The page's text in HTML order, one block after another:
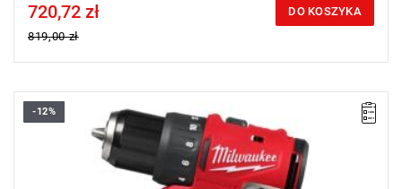
Price tax included
720,72 zł
819,00 zł
DO KOSZYKA
Kup produkt objęty promocją MILWAUKEE® Redemption Classic,
zarejestruj fakturę i odbierz dodatkowy akumulator za 2 zł.
Promocja wyłącznie dla podmiotów posiadających NIP.
Sprawdź szczegóły promocji .
-12%